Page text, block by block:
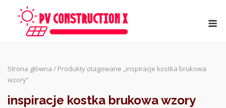
Strona główna / Produkty otagowane „inspiracje kostka brukowa
wzory”
inspiracje kostka brukowa wzory